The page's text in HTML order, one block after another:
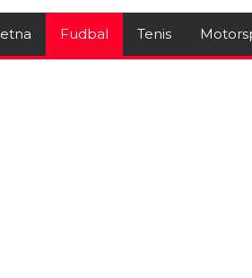
Fudbal Tenis